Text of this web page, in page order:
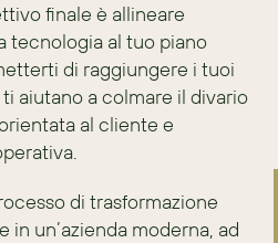
finale è allineare
tecnologia al tuo piano
di raggiungere i tuoi
aiutano a colmare il divario
al cliente e
di trasformazione
in un’azienda moderna, ad